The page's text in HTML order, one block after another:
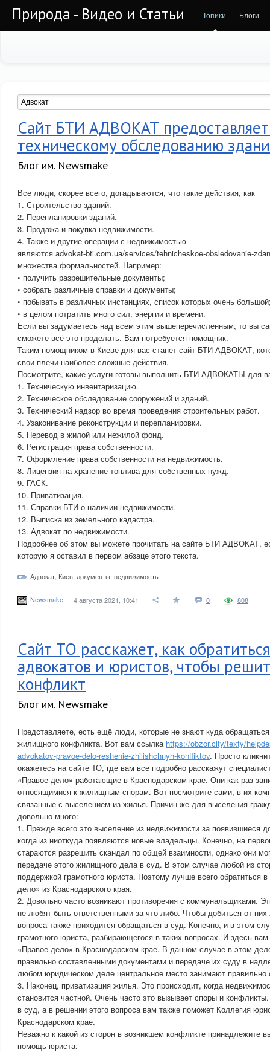
Природа - Видео и Статьи Топики Блоги
Сайт БТИ АДВОКАТ предоставляет
техническому обследованию
Блог им. Newsmake
Все люди, скорее всего, догадываются, что такие действия, как
1. Строительство зданий.
2. Перепланировки зданий.
3. Продажа и покупка недвижимости.
4. Также и другие операции с недвижимостью
являются advokat-bti.com.ua/services/tehnicheskoe-obsledovanie-
множества формальностей. Например:
• получить разрешительные документы;
• собрать различные справки и документы;
• побывать в различных инстанциях, список которых очень
• в целом потратить много сил, энергии и времени.
Если вы задумаетесь над всем этим вышеперечисленным, то вы
сможете всё это проделать. Вам потребуется помощник.
Таким помощником в Киеве для вас станет сайт БТИ АДВОКАТ,
свои плечи наиболее сложные действия.
Посмотрите, какие услуги готовы выполнить БТИ АДВОКАТЫ для
1. Техническую инвентаризацию.
2. Техническое обследование сооружений и зданий.
3. Технический надзор во время проведения строительных работ.
4. Узаконивание реконструкции и перепланировки.
5. Перевод в жилой или нежилой фонд.
6. Регистрация права собственности.
7. Оформление права собственности на недвижимость.
8. Лицензия на хранение топлива для собственных нужд.
9. ГАСК.
10. Приватизация.
11. Справки БТИ о наличии недвижимости.
12. Выписка из земельного кадастра.
13. Адвокат по недвижимости.
Подробнее об этом вы можете прочитать на сайте БТИ АДВОКАТ,
которую я оставил в первом абзаце этого текста.
Адвокат Киев документы недвижимость
Newsmake 4 августа 2021, 10:41 0 808
Сайт ТО расскажет, как
адвокатов и юристов, чтобы
конфликт
Блог им. Newsmake
Представляете, есть ещё люди, которые не знают куда обращаться
жилищного конфликта. Вот вам ссылка https://obzor.city/texty/
advokatov-pravoe-delo-reshenie-zhilishchnyh-konfliktov. Просто
окажетесь на сайте ТО, где вам все подробно расскажут
«Правое дело» работающие в Краснодарском крае. Они как раз
относящимися к жилищным спорам. Вот посмотрите сами, в их
связанные с выселением из жилья. Причин же для выселения
довольно много:
1. Прежде всего это выселение из недвижимости за появившиеся
когда из ниоткуда появляются новые владельцы. Конечно, на
стараются разрешить скандал по общей взаимности, однако они
передаче этого жилищного дела в суд. В этом случае любой из
поддержкой грамотного юриста. Поэтому лучше всего обратиться
дело» из Краснодарского края.
2. Довольно часто возникают противоречия с коммунальщиками.
не любят быть ответственными за что-либо. Чтобы добиться от них
вопроса также приходится обращаться в суд. Конечно, и в этом
грамотного юриста, разбирающегося в таких вопросах. И здесь
«Правое дело» в Краснодарском крае. В данном случае в этом
правильно составленными документами и передаче их суду в
любом юридическом деле центральное место занимают правильно
3. Наконец, приватизация жилья. Это происходит, когда
становится частной. Очень часто это вызывает споры и
в суд, а в решении этого вопроса вам также поможет Коллегия
Краснодарском крае.
Неважно к какой из сторон в возникшем конфликте принадлежите
помощь юриста.